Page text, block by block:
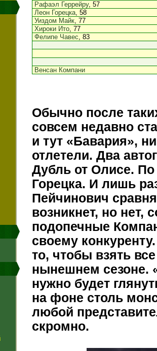
Рафаэл Геррейру, 57
Леон Горецка, 58
Уиздом Майк, 77
Хироки Ито, 77
Фелипе Чавес, 83
Венсан Компани
Обычно после
совсем недавно
и тут «Бавария»,
отлетели. Два
Дубль от Олисе. По
Горецка. И лишь
Пейчинович
возникнет, но нет,
подопечные
своему
то, чтобы взять
нынешнем сезоне.
нужно будет
на фоне столь
любой
скромно.